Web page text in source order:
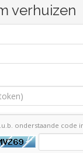
verhuizen
onderstaande code